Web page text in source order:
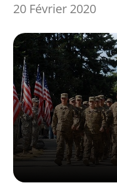
20 Février 2020